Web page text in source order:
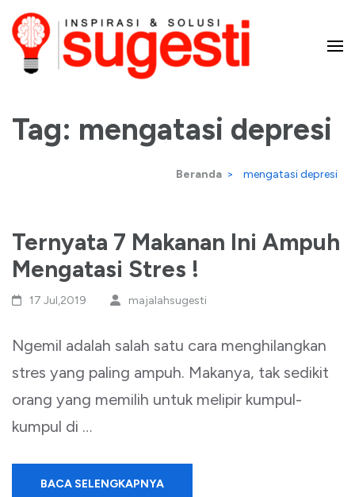
Lompat
ke
konten
Enter)
dan Solusi
Tag: mengatasi depresi
Beranda > mengatasi depresi
Ternyata 7 Makanan Ini Ampuh
Mengatasi Stres !
17 Jul,2019 majalahsugesti
Ngemil adalah salah satu cara menghilangkan
stres yang paling ampuh. Makanya, tak sedikit
orang yang memilih untuk melipir kumpul-
kumpul di …
BACA SELENGKAPNYA